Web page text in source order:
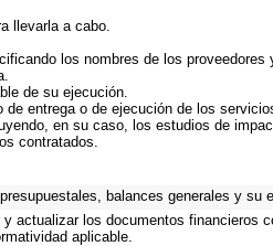
llevarla a cabo.
los nombres de los proveedores
de su ejecución.
entrega o de ejecución de los
en su caso, los estudios de
contratados.
balances generales y su
actualizar los documentos
aplicable.